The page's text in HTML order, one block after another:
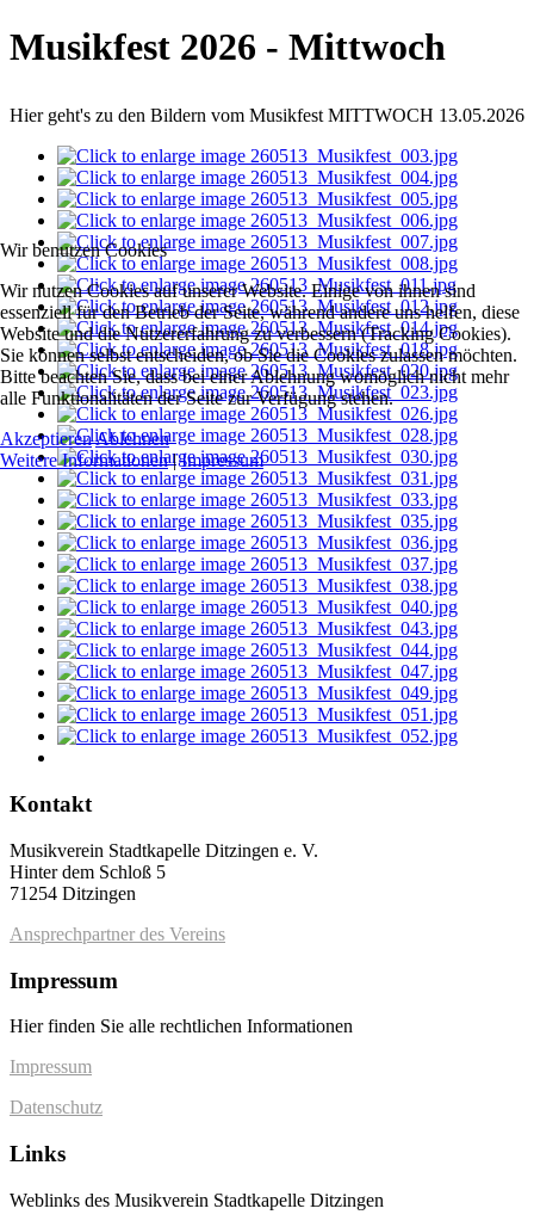
Musikfest 2026 - Mittwoch
Hier geht's zu den Bildern vom Musikfest MITTWOCH 13.05.2026
Kontakt
Musikverein Stadtkapelle Ditzingen e. V.
Hinter dem Schloß 5
71254 Ditzingen
Ansprechpartner des Vereins
Impressum
Hier finden Sie alle rechtlichen Informationen
Impressum
Datenschutz
Links
Weblinks des Musikverein Stadtkapelle Ditzingen
Wir benutzen Cookies
Wir nutzen Cookies auf unserer Website. Einige von ihnen sind
essenziell für den Betrieb der Seite, während andere uns helfen, diese
Website und die Nutzererfahrung zu verbessern (Tracking Cookies).
Sie können selbst entscheiden, ob Sie die Cookies zulassen möchten.
Bitte beachten Sie, dass bei einer Ablehnung womöglich nicht mehr
alle Funktionalitäten der Seite zur Verfügung stehen.
AkzeptierenAblehnen
Weitere Informationen|Impressum